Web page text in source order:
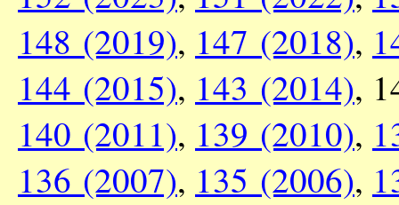
148 (2019), 147 (2018),
144 (2015), 143 (2014),
140 (2011), 139 (2010),
136 (2007), 135 (2006),